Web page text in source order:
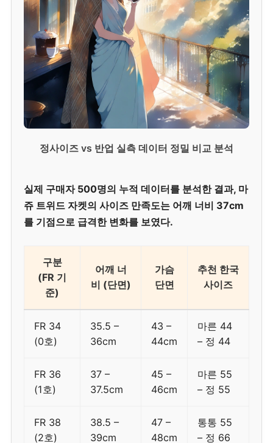
정사이즈 vs 반업 실측 데이터 정밀 비교 분석
실제 구매자 500명의 누적 데이터를 분석한 결과, 마
쥬 트위드 자켓의 사이즈 만족도는 어깨 너비 37cm
를 기점으로 급격한 변화를 보였다.
구분
(FR 기
준)
어깨 너
비 (단면)
가슴
단면
추천 한국
사이즈
FR 34
(0호)
35.5 –
36cm
43 –
44cm
마른 44
– 정 44
FR 36
(1호)
37 –
37.5cm
45 –
46cm
마른 55
– 정 55
FR 38
(2호)
38.5 –
39cm
47 –
48cm
통통 55
– 정 66